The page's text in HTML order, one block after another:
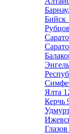
Бийск
Ялта
Керчь
Глазов